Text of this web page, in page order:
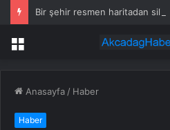
Bir şehir resmen haritadan
Menü
Anasayfa / Haber
Haber